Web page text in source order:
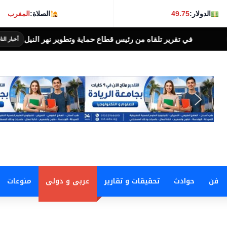
الدولار:49.75 الصلاة:المغرب
قطاع حماية وتطوير نهر النيل أخبار الناس اليوم وظائف .. وزارة العمل
فن حوادث تحقيقات و تقارير عربى و دولى منوعات